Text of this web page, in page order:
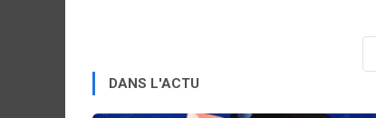
DANS L'ACTU